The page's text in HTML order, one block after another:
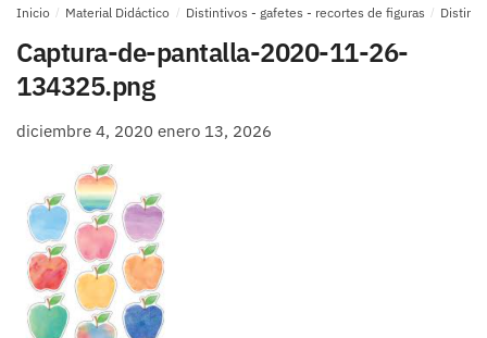
Inicio / Material Didáctico / Distintivos - gafetes - recortes de figuras /
Captura-de-pantalla-2020-11-26-
134325.png
diciembre 4, 2020 enero 13, 2026